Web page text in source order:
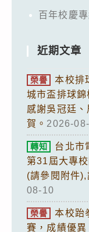
百年校慶專
近期文章
榮譽
本校排
城市盃排球錦
感謝吳冠廷
賀。 2026-
轉知
台北市
第31屆大專
(請參閱附件),
08-10
榮譽
本校跆
賽，成績優異